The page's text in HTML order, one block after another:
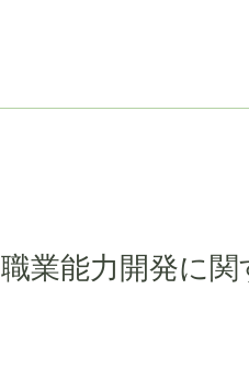
職業能力開発に関